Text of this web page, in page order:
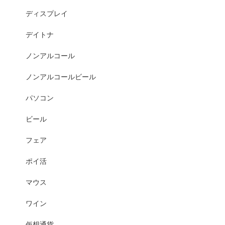
ディスプレイ
デイトナ
ノンアルコール
ノンアルコールビール
パソコン
ビール
フェア
ポイ活
マウス
ワイン